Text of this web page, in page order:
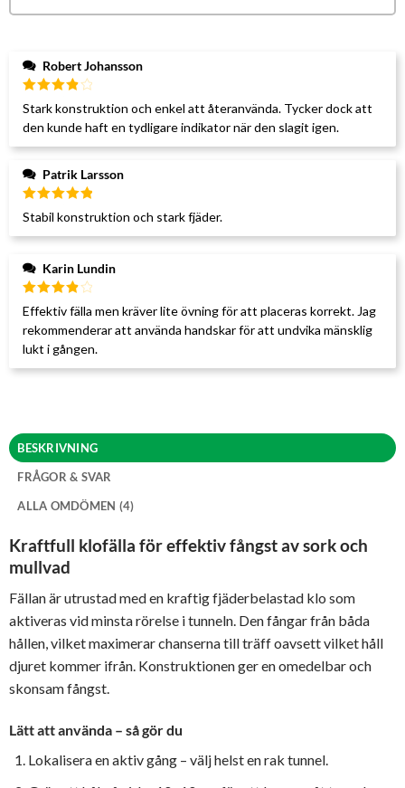
Robert Johansson
Betygsatt
4av 5
Stark konstruktion och enkel att återanvända. Tycker dock att
den kunde haft en tydligare indikator när den slagit igen.
Patrik Larsson
Betygsatt
5av 5
Stabil konstruktion och stark fjäder.
Karin Lundin
Betygsatt
4av 5
Effektiv fälla men kräver lite övning för att placeras korrekt. Jag
rekommenderar att använda handskar för att undvika mänsklig
lukt i gången.
BESKRIVNING
FRÅGOR & SVAR
ALLA OMDÖMEN (4)
Kraftfull klofälla för effektiv fångst av sork och
mullvad
Fällan är utrustad med en kraftig fjäderbelastad klo som
aktiveras vid minsta rörelse i tunneln. Den fångar från båda
hållen, vilket maximerar chanserna till träff oavsett vilket håll
djuret kommer ifrån. Konstruktionen ger en omedelbar och
skonsam fångst.
Lätt att använda – så gör du
Lokalisera en aktiv gång – välj helst en rak tunnel.